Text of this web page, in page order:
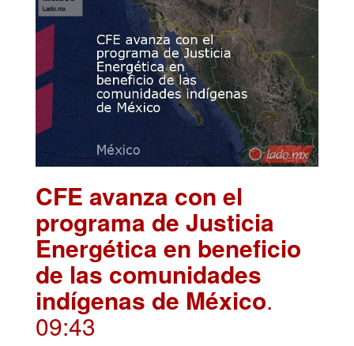
CFE avanza con el
programa de Justicia
Energética en beneficio
de las comunidades
indígenas de México.
09:43